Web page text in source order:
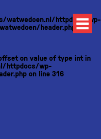
watwedoen.nl/httpdocs/wp-
header.php
on value of type int in
httpdocs/wp-
on line316